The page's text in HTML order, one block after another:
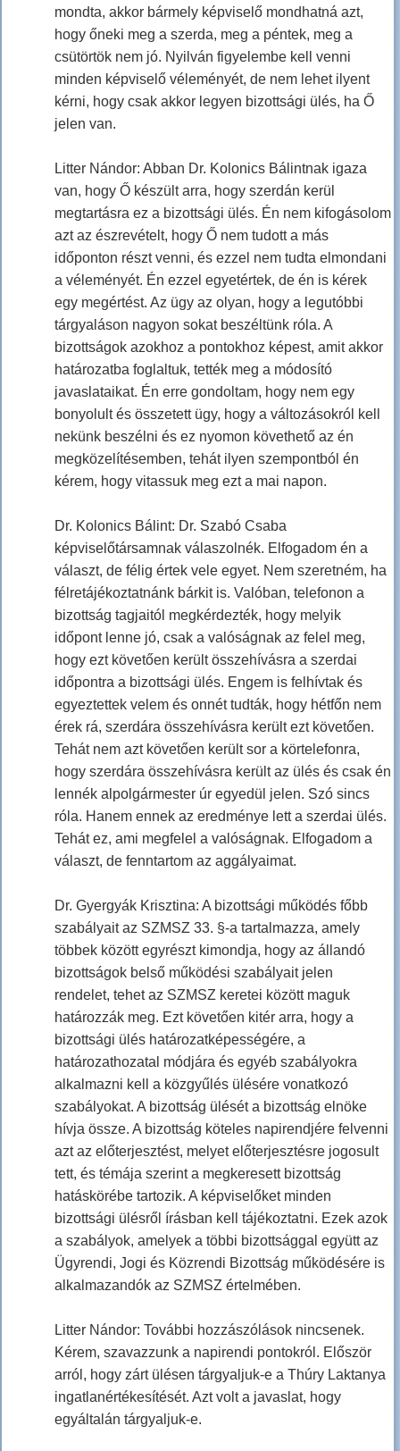
mondta, akkor bármely képviselő mondhatná azt,
hogy őneki meg a szerda, meg a péntek, meg a
csütörtök nem jó. Nyilván figyelembe kell venni
minden képviselő véleményét, de nem lehet ilyent
kérni, hogy csak akkor legyen bizottsági ülés, ha Ő
jelen van.
Litter Nándor: Abban Dr. Kolonics Bálintnak igaza
van, hogy Ő készült arra, hogy szerdán kerül
megtartásra ez a bizottsági ülés. Én nem kifogásolom
azt az észrevételt, hogy Ő nem tudott a más
időponton részt venni, és ezzel nem tudta elmondani
a véleményét. Én ezzel egyetértek, de én is kérek
egy megértést. Az ügy az olyan, hogy a legutóbbi
tárgyaláson nagyon sokat beszéltünk róla. A
bizottságok azokhoz a pontokhoz képest, amit akkor
határozatba foglaltuk, tették meg a módosító
javaslataikat. Én erre gondoltam, hogy nem egy
bonyolult és összetett ügy, hogy a változásokról kell
nekünk beszélni és ez nyomon követhető az én
megközelítésemben, tehát ilyen szempontból én
kérem, hogy vitassuk meg ezt a mai napon.
Dr. Kolonics Bálint: Dr. Szabó Csaba
képviselőtársamnak válaszolnék. Elfogadom én a
választ, de félig értek vele egyet. Nem szeretném, ha
félretájékoztatnánk bárkit is. Valóban, telefonon a
bizottság tagjaitól megkérdezték, hogy melyik
időpont lenne jó, csak a valóságnak az felel meg,
hogy ezt követően került összehívásra a szerdai
időpontra a bizottsági ülés. Engem is felhívtak és
egyeztettek velem és onnét tudták, hogy hétfőn nem
érek rá, szerdára összehívásra került ezt követően.
Tehát nem azt követően került sor a körtelefonra,
hogy szerdára összehívásra került az ülés és csak én
lennék alpolgármester úr egyedül jelen. Szó sincs
róla. Hanem ennek az eredménye lett a szerdai ülés.
Tehát ez, ami megfelel a valóságnak. Elfogadom a
választ, de fenntartom az aggályaimat.
Dr. Gyergyák Krisztina: A bizottsági működés főbb
szabályait az SZMSZ 33. §-a tartalmazza, amely
többek között egyrészt kimondja, hogy az állandó
bizottságok belső működési szabályait jelen
rendelet, tehet az SZMSZ keretei között maguk
határozzák meg. Ezt követően kitér arra, hogy a
bizottsági ülés határozatképességére, a
határozathozatal módjára és egyéb szabályokra
alkalmazni kell a közgyűlés ülésére vonatkozó
szabályokat. A bizottság ülését a bizottság elnöke
hívja össze. A bizottság köteles napirendjére felvenni
azt az előterjesztést, melyet előterjesztésre jogosult
tett, és témája szerint a megkeresett bizottság
hatáskörébe tartozik. A képviselőket minden
bizottsági ülésről írásban kell tájékoztatni. Ezek azok
a szabályok, amelyek a többi bizottsággal együtt az
Ügyrendi, Jogi és Közrendi Bizottság működésére is
alkalmazandók az SZMSZ értelmében.
Litter Nándor: További hozzászólások nincsenek.
Kérem, szavazzunk a napirendi pontokról. Először
arról, hogy zárt ülésen tárgyaljuk-e a Thúry Laktanya
ingatlanértékesítését. Azt volt a javaslat, hogy
egyáltalán tárgyaljuk-e.